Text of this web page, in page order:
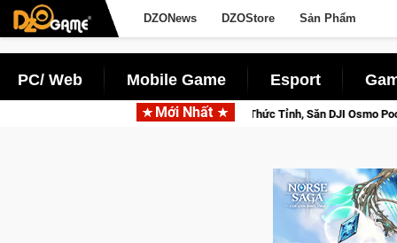
DZONews DZOStore Sản Phẩm
PC/ Web Mobile Game Esport
Mới Nhất
Beta Norse Saga: Cửu Giới Thức Tỉnh, Săn DJI Osmo Pocket 3 Ngay Hôm